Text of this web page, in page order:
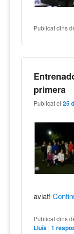
Publicat dins
primera
Publicat el25
aviat!
Publicat dins
Lluís |1